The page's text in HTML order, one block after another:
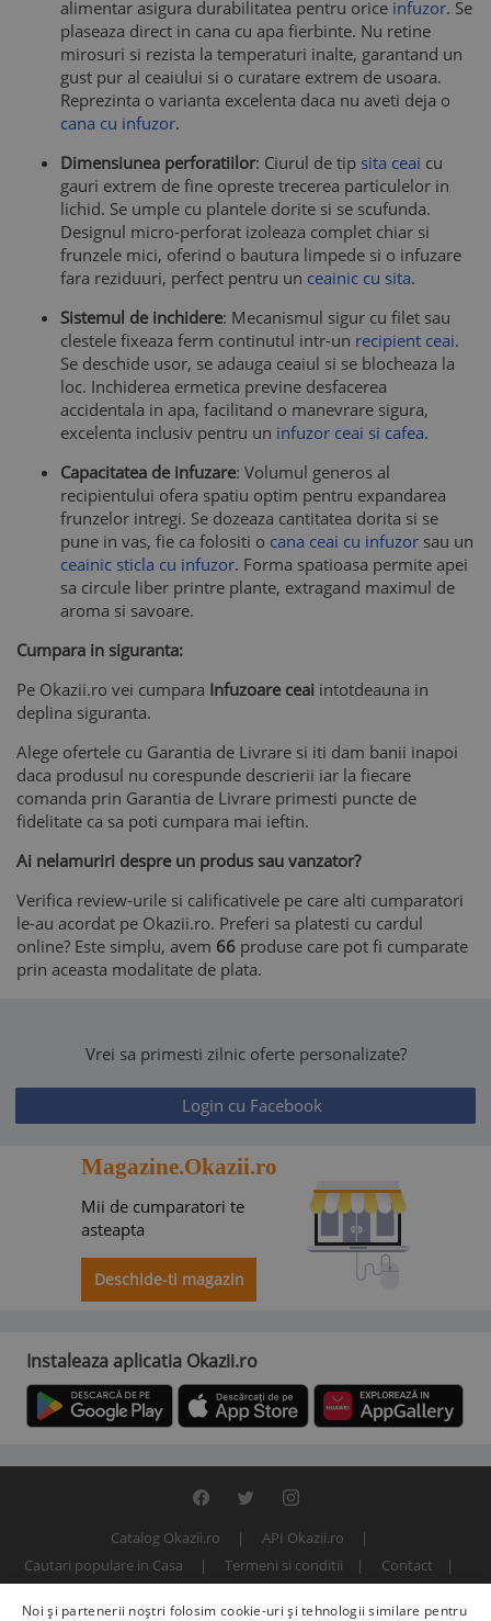
alimentar asigura durabilitatea pentru orice infuzor. Se
plaseaza direct in cana cu apa fierbinte. Nu retine
mirosuri si rezista la temperaturi inalte, garantand un
gust pur al ceaiului si o curatare extrem de usoara.
Reprezinta o varianta excelenta daca nu aveti deja o
cana cu infuzor.
Dimensiunea perforatiilor: Ciurul de tip sita ceai cu
gauri extrem de fine opreste trecerea particulelor in
lichid. Se umple cu plantele dorite si se scufunda.
Designul micro-perforat izoleaza complet chiar si
frunzele mici, oferind o bautura limpede si o infuzare
fara reziduuri, perfect pentru un ceainic cu sita.
Sistemul de inchidere: Mecanismul sigur cu filet sau
clestele fixeaza ferm continutul intr-un recipient ceai.
Se deschide usor, se adauga ceaiul si se blocheaza la
loc. Inchiderea ermetica previne desfacerea
accidentala in apa, facilitand o manevrare sigura,
excelenta inclusiv pentru un infuzor ceai si cafea.
Capacitatea de infuzare: Volumul generos al
recipientului ofera spatiu optim pentru expandarea
frunzelor intregi. Se dozeaza cantitatea dorita si se
pune in vas, fie ca folositi o cana ceai cu infuzor sau un
ceainic sticla cu infuzor. Forma spatioasa permite apei
sa circule liber printre plante, extragand maximul de
aroma si savoare.
Cumpara in siguranta:
Pe Okazii.ro vei cumpara Infuzoare ceai intotdeauna in
deplina siguranta.
Alege ofertele cu Garantia de Livrare si iti dam banii inapoi
daca produsul nu corespunde descrierii iar la fiecare
comanda prin Garantia de Livrare primesti puncte de
fidelitate ca sa poti cumpara mai ieftin.
Ai nelamuriri despre un produs sau vanzator?
Verifica review-urile si calificativele pe care alti cumparatori
le-au acordat pe Okazii.ro. Preferi sa platesti cu cardul
online? Este simplu, avem 66 produse care pot fi cumparate
prin aceasta modalitate de plata.
Vrei sa primesti zilnic oferte personalizate?
Login cu Facebook
Magazine.Okazii.ro
Mii de cumparatori te
asteapta
Deschide-ti magazin
Instaleaza aplicatia Okazii.ro
Catalog Okazii.ro
API Okazii.ro
Cautari populare in Casa
Termeni si conditii
Contact
Noi și partenerii noștri folosim cookie-uri și tehnologii similare pentru